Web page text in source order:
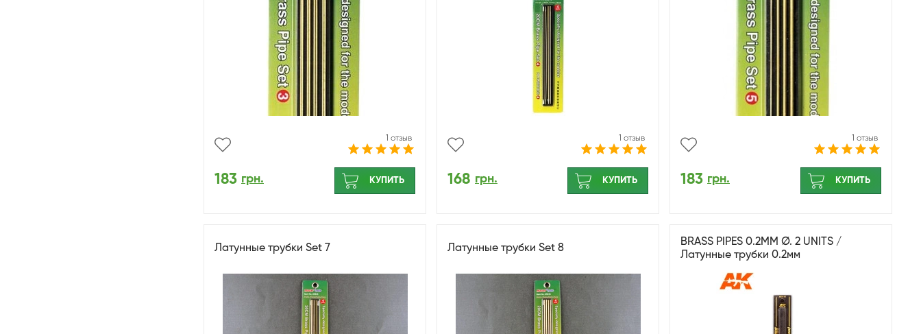
1 отзыв
183 грн. КУПИТЬ
1 отзыв
168 грн. КУПИТЬ
1 отзыв
183 грн. КУПИТЬ
Латунные трубки Set 7 Латунные трубки Set 8
BRASS PIPES 0.2MM Ø. 2 UNITS /
Латунные трубки 0.2мм